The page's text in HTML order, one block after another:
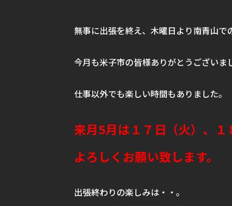
無事に出張を終え、木曜日より南青山で
今月も米子市の皆様ありがとうございま
仕事以外でも楽しい時間もありました。
来月5月は１７日（火）、１
よろしくお願い致します。
出張終わりの楽しみは・・。